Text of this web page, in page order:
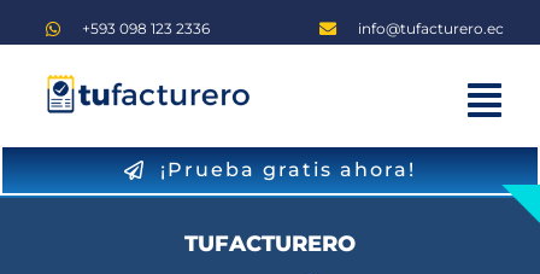
al
contenido
+593 098 123 2336 info@tufacturero.ec
Home
Planes
¡Prueba gratis ahora!
TUFACTURERO